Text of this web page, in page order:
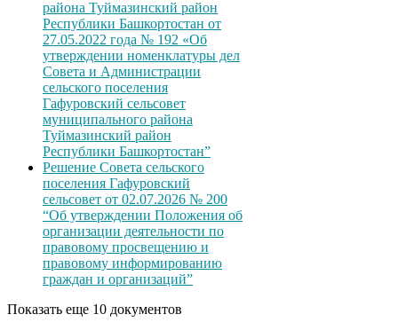
района Туймазинский район
Республики Башкортостан от
27.05.2022 года № 192 «Об
утверждении номенклатуры дел
Совета и Администрации
сельского поселения
Гафуровский сельсовет
муниципального района
Туймазинский район
Республики Башкортостан”
Решение Совета сельского
поселения Гафуровский
сельсовет от 02.07.2026 № 200
“Об утверждении Положения об
организации деятельности по
правовому просвещению и
правовому информированию
граждан и организаций”
Показать еще 10 документов